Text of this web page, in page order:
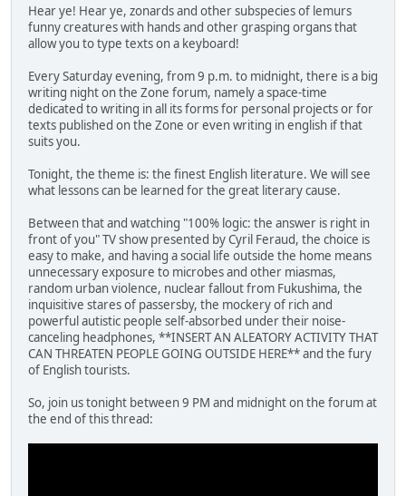
Hear ye! Hear ye, zonards and other subspecies of lemurs
funny creatures with hands and other grasping organs that
allow you to type texts on a keyboard!
Every Saturday evening, from 9 p.m. to midnight, there is a big
writing night on the Zone forum, namely a space-time
dedicated to writing in all its forms for personal projects or for
texts published on the Zone or even writing in english if that
suits you.
Tonight, the theme is: the finest English literature. We will see
what lessons can be learned for the great literary cause.
Between that and watching "100% logic: the answer is right in
front of you" TV show presented by Cyril Feraud, the choice is
easy to make, and having a social life outside the home means
unnecessary exposure to microbes and other miasmas,
random urban violence, nuclear fallout from Fukushima, the
inquisitive stares of passersby, the mockery of rich and
powerful autistic people self-absorbed under their noise-
canceling headphones, **INSERT AN ALEATORY ACTIVITY THAT
CAN THREATEN PEOPLE GOING OUTSIDE HERE** and the fury
of English tourists.
So, join us tonight between 9 PM and midnight on the forum at
the end of this thread: